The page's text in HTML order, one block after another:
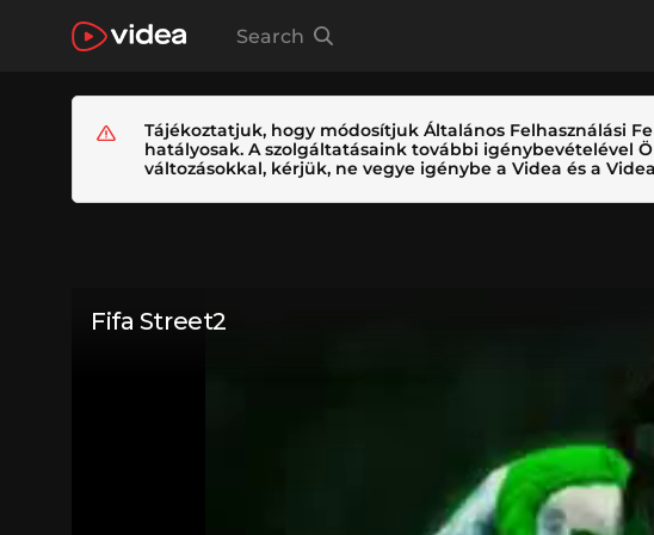
Search
Tájékoztatjuk, hogy módosítjuk Általános Felhasználási
hatályosak. A szolgáltatásaink további igénybevételével
változásokkal, kérjük, ne vegye igénybe a Videa és a